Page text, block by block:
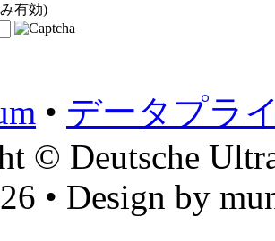
有効)
• データプラ
© Deutsche
• Design by